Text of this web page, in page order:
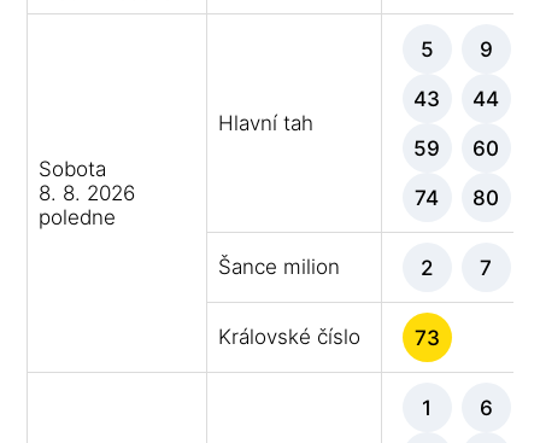
Sobota
8. 8. 2026
poledne
Hlavní tah
5 9
43 44
59 60
74 80
Šance milion 2 7
Královské číslo 73
1 6